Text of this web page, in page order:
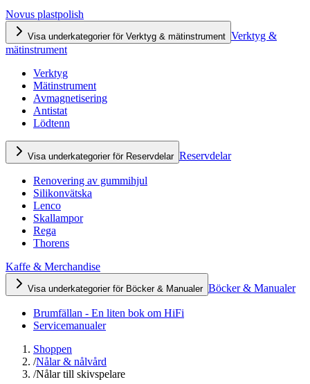
Novus plastpolish
Visa underkategorier för Verktyg & mätinstrument Verktyg &
mätinstrument
Verktyg
Mätinstrument
Avmagnetisering
Antistat
Lödtenn
Visa underkategorier för Reservdelar Reservdelar
Renovering av gummihjul
Silikonvätska
Lenco
Skallampor
Rega
Thorens
Kaffe & Merchandise
Visa underkategorier för Böcker & Manualer Böcker & Manualer
Brumfällan - En liten bok om HiFi
Servicemanualer
Shoppen
/Nålar & nålvård
/Nålar till skivspelare